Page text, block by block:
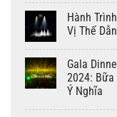
Hành
Vị Thế
Gala
2024: Bữa
Ý Nghĩa